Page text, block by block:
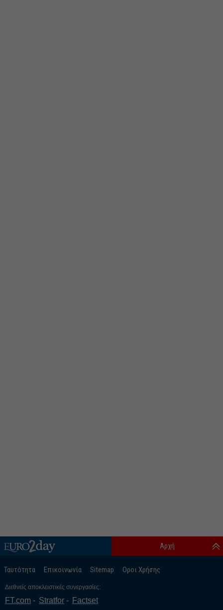
Ταυτότητα Επικοινωνία Sitemap Οροι Χρήσης
Αρχή
Διεθνείς αποκλειστικές συνεργασίες:
FT.com Stratfor Factset